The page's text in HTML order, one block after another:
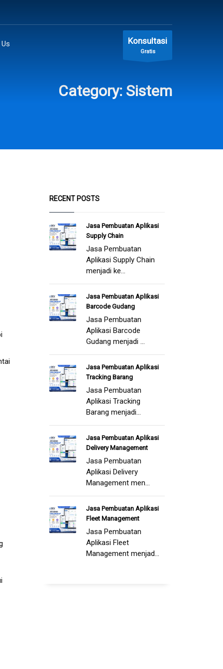
Konsultasi
Gratis
Category: Sistem
RECENT POSTS
Jasa Pembuatan Aplikasi
Supply Chain
Jasa Pembuatan
Aplikasi Supply Chain
menjadi ke...
Jasa Pembuatan Aplikasi
Barcode Gudang
Jasa Pembuatan
Aplikasi Barcode
Gudang menjadi ...
Jasa Pembuatan Aplikasi
Tracking Barang
Jasa Pembuatan
Aplikasi Tracking
Barang menjadi...
Jasa Pembuatan Aplikasi
Delivery Management
Jasa Pembuatan
Aplikasi Delivery
Management men...
Jasa Pembuatan Aplikasi
Fleet Management
Jasa Pembuatan
Aplikasi Fleet
Management menjad...